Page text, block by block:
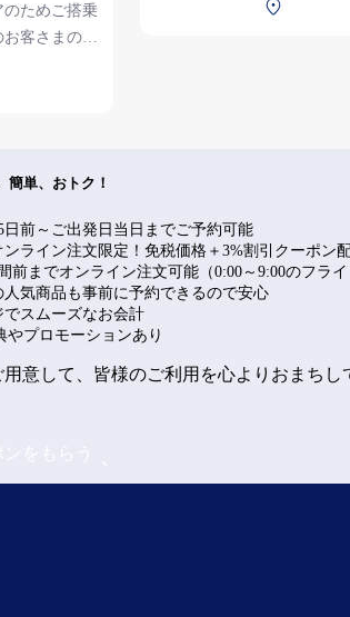
のためご搭乗
客さまのみ
簡単、おトク！
日前～ご出発日当日までご予約可能
ンライン注文限定！免税価格＋3%割引クーポン
前までオンライン注文可能（0:00～9:00のフライ
人気商品も事前に予約できるので安心
でスムーズなお会計
やプロモーションあり
意して、皆様のご利用を心よりおまちし